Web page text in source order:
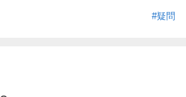
#疑問